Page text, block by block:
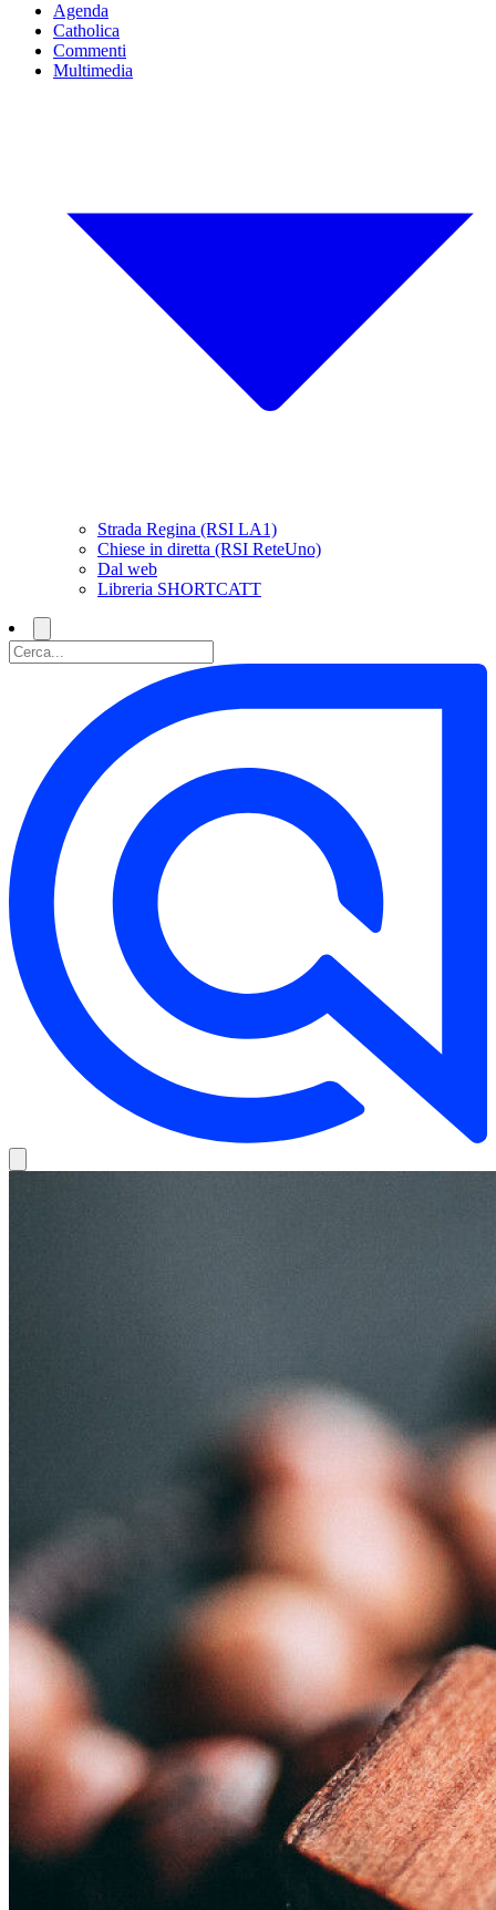
Agenda
Catholica
Commenti
Multimedia
Strada Regina (RSI LA1)
Chiese in diretta (RSI ReteUno)
Dal web
Libreria SHORTCATT